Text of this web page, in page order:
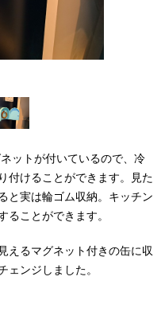
ットが付いているので、冷
付けることができます。見た
と実は輪ゴム収納。キッチン
ることができます。
えるマグネット付きの缶に収
ェンジしました。